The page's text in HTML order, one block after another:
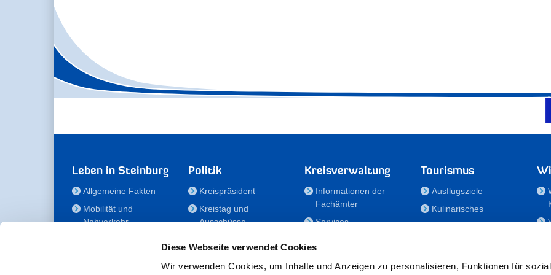
Diese Webseite verwendet Cookies
Wir verwenden Cookies, um Inhalte und Anzeigen zu personalisieren, Funktionen für
Leben in Steinburg
Allgemeine Fakten
Mobilität und
Nahverkehr
Politik
Kreispräsident
Kreistag und
Ausschüsse
für Menschen mit
Behinderung
Kreisverwaltung
Informationen der
Fachämter
Services
Nachwuchskräfte
Notdienste
Tourismus
Ausflugsziele
Kulinarisches
Veranstaltungen